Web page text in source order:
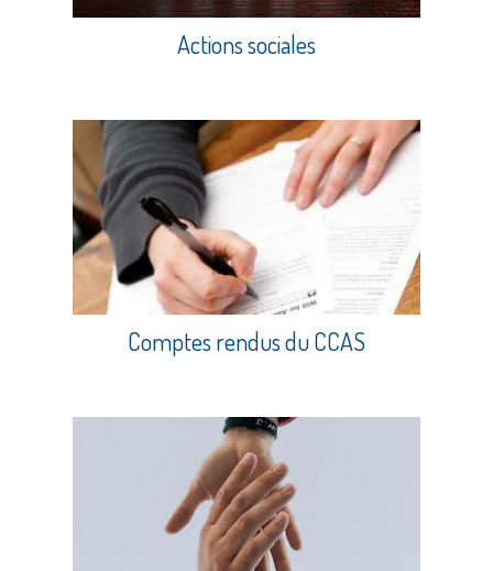
Actions sociales
Comptes rendus du CCAS